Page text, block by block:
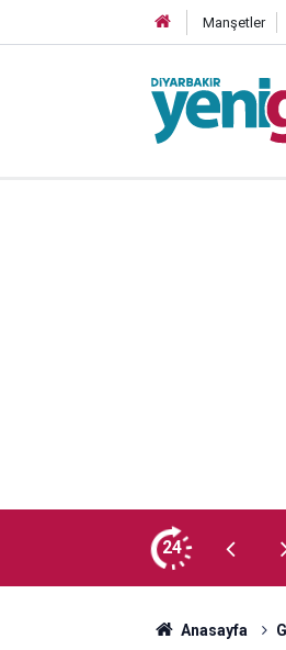
Manşetler
24
kullanmıyorum, çocuklarımı
Anasayfa